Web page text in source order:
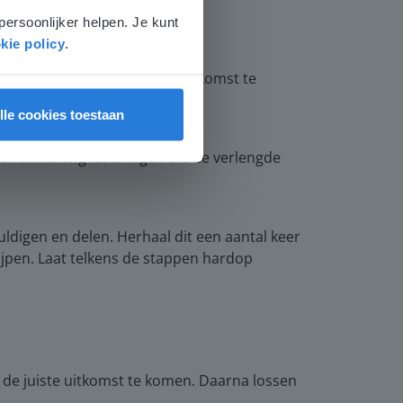
helpen. Je kunt
policy.
cookies toestaan
gezet zijn om tot de uitkomst te
verwerking. Leerlingen die de verlengde
en delen. Herhaal dit een aantal keer
Laat telkens de stappen hardop
juiste uitkomst te komen. Daarna lossen